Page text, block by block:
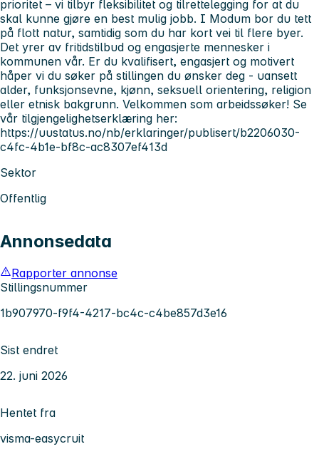
prioritet – vi tilbyr fleksibilitet og tilrettelegging for at du
skal kunne gjøre en best mulig jobb. I Modum bor du tett
på flott natur, samtidig som du har kort vei til flere byer.
Det yrer av fritidstilbud og engasjerte mennesker i
kommunen vår. Er du kvalifisert, engasjert og motivert
håper vi du søker på stillingen du ønsker deg - uansett
alder, funksjonsevne, kjønn, seksuell orientering, religion
eller etnisk bakgrunn. Velkommen som arbeidssøker! Se
vår tilgjengelighetserklæring her:
https://uustatus.no/nb/erklaringer/publisert/b2206030-
c4fc-4b1e-bf8c-ac8307ef413d
Sektor
Offentlig
Annonsedata
Rapporter annonse
Stillingsnummer
1b907970-f9f4-4217-bc4c-c4be857d3e16
Sist endret
22. juni 2026
Hentet fra
visma-easycruit